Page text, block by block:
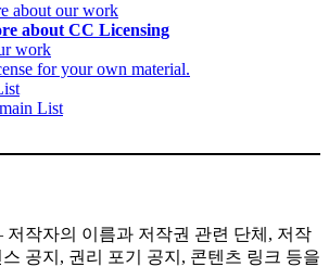
about our work
about CC Licensing
work
for your own material.
List
작자의 이름과 저작권 관련 단체, 저작
공지, 권리 포기 공지, 콘텐츠 링크 등을